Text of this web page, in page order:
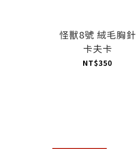
怪獸8號 絨毛胸針
卡夫卡
NT$350